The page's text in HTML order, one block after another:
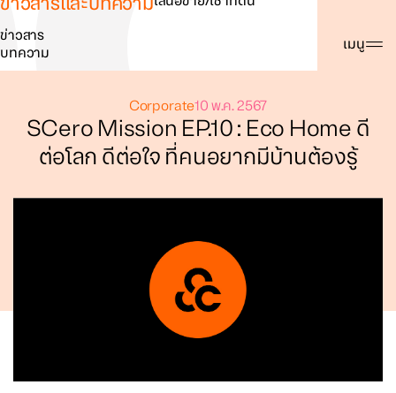
ค้นหา เมนู
ข่าวสาร
บทความ
Corporate10 พ.ค. 2567
SCero Mission EP.10 : Eco Home ดี
ต่อโลก ดีต่อใจ ที่คนอยากมีบ้านต้องรู้